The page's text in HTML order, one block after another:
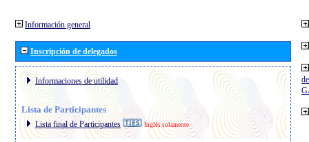
Información general
Inscripción de delegados
Informaciones de utilidad
Lista de Participantes
Lista final de Participantes Inglés solamente